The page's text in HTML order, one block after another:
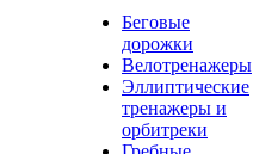
Беговые
дорожки
Велотренажеры
Эллиптические
тренажеры и
орбитреки